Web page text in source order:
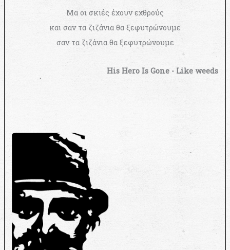
Μα οι σκιές έχουν εχθρούς
και σαν τα ζιζάνια θα ξεφυτρώνουμε
σαν τα ζιζάνια θα ξεφυτρώνουμε
His Hero Is Gone - Like weeds